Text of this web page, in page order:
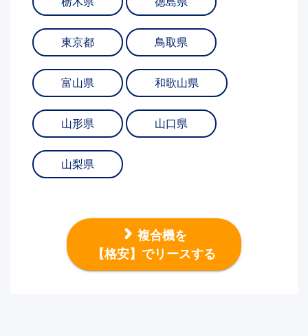
東京都 鳥取県
富山県 和歌山県
山形県 山口県
山梨県
複合機を
【格安】でリースする